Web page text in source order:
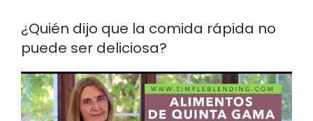
¿Quién dijo que la comida rápida no
puede ser deliciosa?